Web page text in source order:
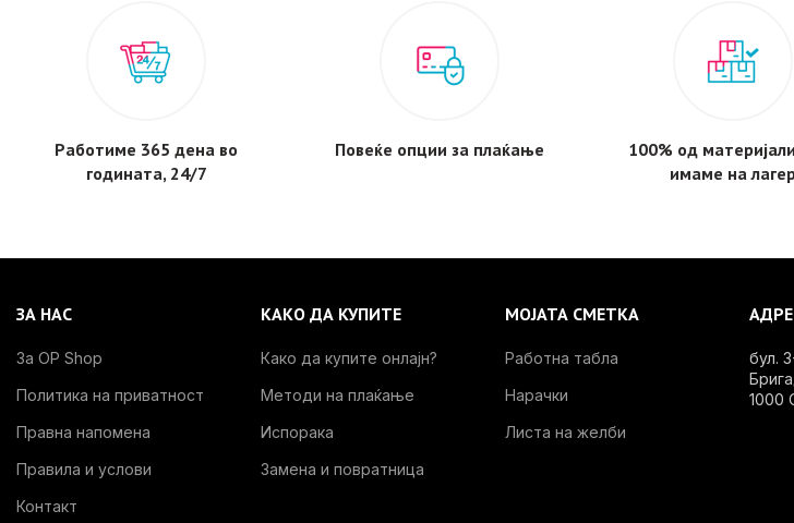
Работиме 365 дена во
годината, 24/7
Повеќе опции за плаќање
100% од
имаме на
ЗА НАС
За OP Shop
Политика на приватност
Правна напомена
Правила и услови
Контакт
КАКО ДА КУПИТЕ
Како да купите онлајн?
Методи на плаќање
Испорака
Замена и повратница
МОЈАТА СМЕТКА
Работна табла
Нарачки
Листа на желби
бул.
1000